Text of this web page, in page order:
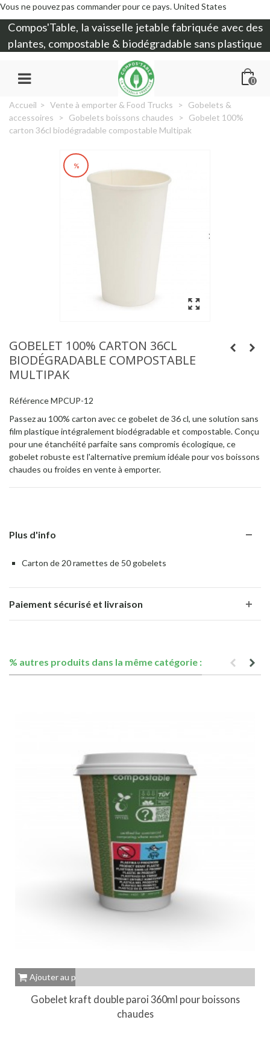
Vous ne pouvez pas commander pour ce pays.United States
Compos'Table, la vaisselle jetable fabriquée avec des
plantes, compostable & biodégradable sans plastique
0
Accueil > Vente à emporter & Food Trucks > Gobelets &
accessoires
> Gobelets boissons chaudes > Gobelet 100%
carton 36cl biodégradable compostable Multipak
%
GOBELET 100% CARTON 36CL
BIODÉGRADABLE COMPOSTABLE
MULTIPAK
RéférenceMPCUP-12
Passez au 100% carton avec ce gobelet de 36 cl, une solution sans
film plastique intégralement biodégradable et compostable. Conçu
pour une étanchéité parfaite sans compromis écologique, ce
gobelet robuste est l'alternative premium idéale pour vos boissons
chaudes ou froides en vente à emporter.
Plus d'info
Carton de 20 ramettes de 50 gobelets
Paiement sécurisé et livraison
% autres produits dans la même catégorie :
Ajouter au panier
Gobelet kraft double paroi 360ml pour boissons
chaudes